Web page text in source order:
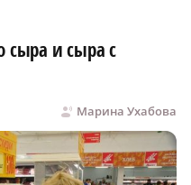
сыра и сыра с
Марина Ухабова